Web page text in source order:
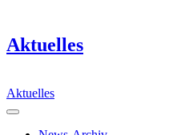
Aktuelles
Aktuelles